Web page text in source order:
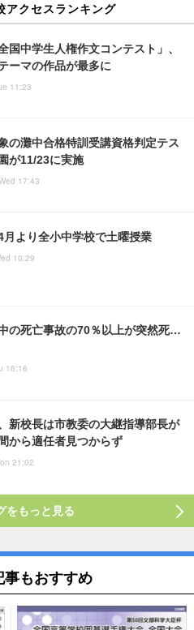
アクセスランキング
国中学生人権作文コンテスト」、
ーマの作品が最多に
11:23
の灘中合格特訓受講資格判定テス
が11/23に実施
17:43
月より全小中学校で土曜授業
10:29
の死亡事故の70％以上が突然死…
16:16
新校長は市教委の大継指導部長が
から適任者見つからず
21:02
をもっと見る
事もおすすめ